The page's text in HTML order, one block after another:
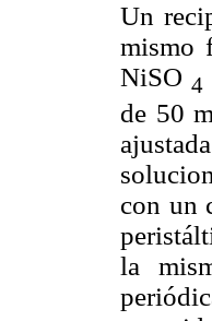
Un
mismo
NiSO 4
de 50
con un
la